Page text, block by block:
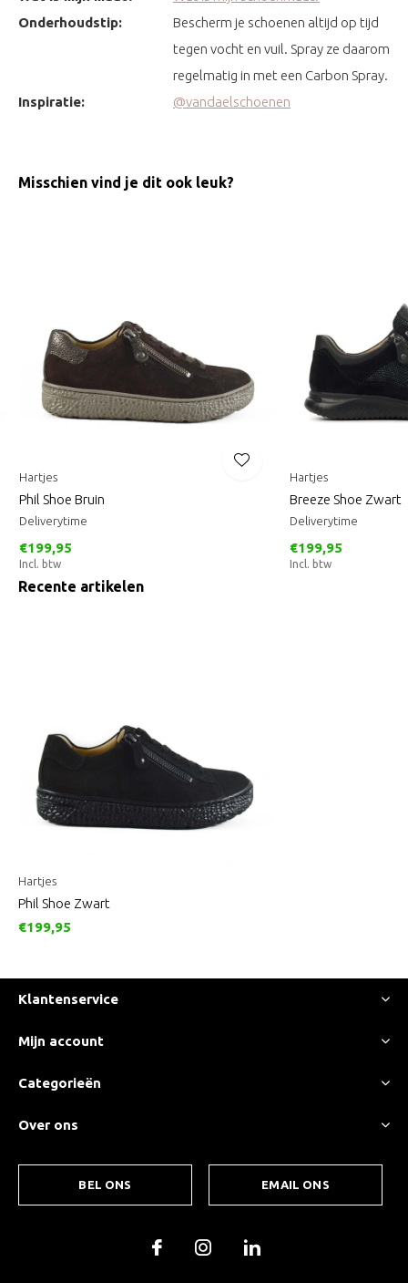
Onderhoudstip:
Bescherm je schoenen altijd op tijd
tegen vocht en vuil. Spray ze daarom
regelmatig in met een Carbon Spray.
Inspiratie:
@vandaelschoenen
Misschien vind je dit ook leuk?
Hartjes
Phil Shoe Bruin
Deliverytime
€199,95
Incl. btw
Hartjes
Breeze Shoe Zwart
Deliverytime
€199,95
Incl. btw
Recente artikelen
Hartjes
Phil Shoe Zwart
€199,95
Klantenservice
Mijn account
Categorieën
Over ons
BEL ONS EMAIL ONS